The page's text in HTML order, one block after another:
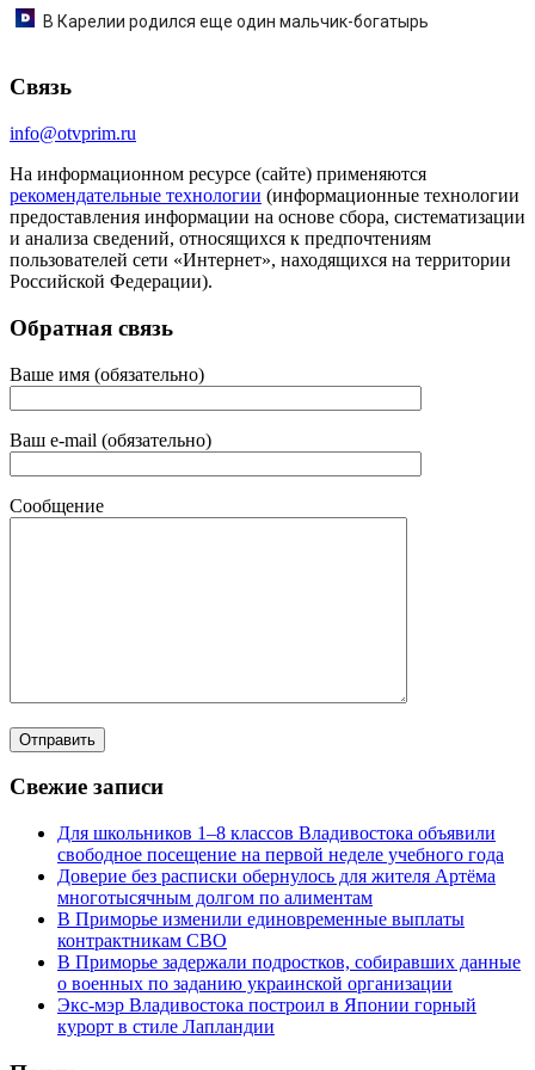
В Карелии родился еще один мальчик-богатырь
Связь
info@otvprim.ru
На информационном ресурсе (сайте) применяются
рекомендательные технологии (информационные технологии
предоставления информации на основе сбора, систематизации
и анализа сведений, относящихся к предпочтениям
пользователей сети «Интернет», находящихся на территории
Российской Федерации).
Обратная связь
Ваше имя (обязательно)
Ваш e-mail (обязательно)
Сообщение
Свежие записи
Для школьников 1–8 классов Владивостока объявили
свободное посещение на первой неделе учебного года
Доверие без расписки обернулось для жителя Артёма
многотысячным долгом по алиментам
В Приморье изменили единовременные выплаты
контрактникам СВО
В Приморье задержали подростков, собиравших данные
о военных по заданию украинской организации
Экс-мэр Владивостока построил в Японии горный
курорт в стиле Лапландии